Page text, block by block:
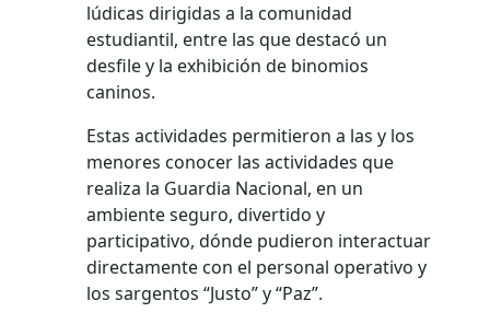
lúdicas dirigidas a la comunidad
estudiantil, entre las que destacó un
desfile y la exhibición de binomios
caninos.
Estas actividades permitieron a las y los
menores conocer las actividades que
realiza la Guardia Nacional, en un
ambiente seguro, divertido y
participativo, dónde pudieron interactuar
directamente con el personal operativo y
los sargentos “Justo” y “Paz”.